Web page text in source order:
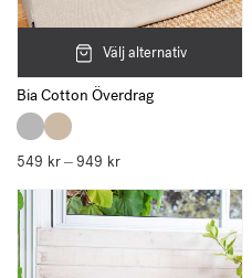
Välj alternativ
Bia Cotton Överdrag
549 kr –949 krPrisintervall:
till
949 kr